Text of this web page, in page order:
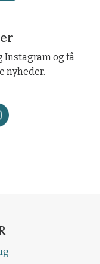
Instagram og få
nyheder.